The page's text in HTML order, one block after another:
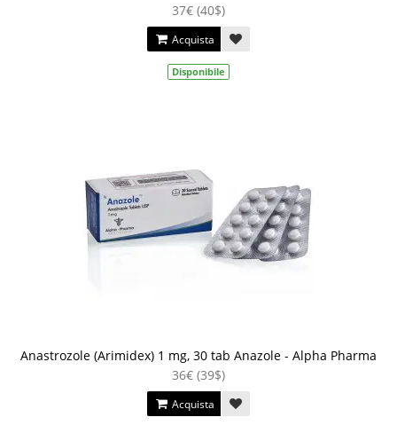
37€ (40$)
Acquista
Disponibile
Anastrozole (Arimidex) 1 mg, 30 tab Anazole - Alpha Pharma
36€ (39$)
Acquista